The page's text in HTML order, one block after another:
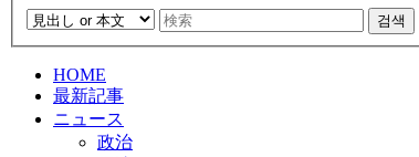
검색
HOME
最新記事
ニュース
政治